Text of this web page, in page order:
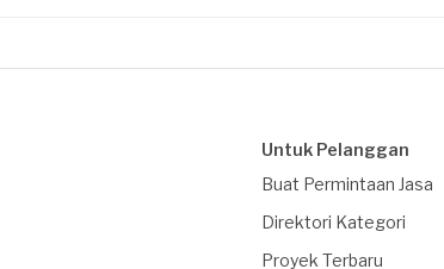
Untuk Pelanggan
Buat Permintaan Jasa
Direktori Kategori
Proyek Terbaru